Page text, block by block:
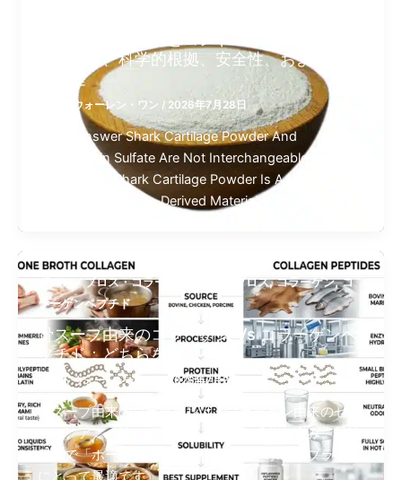
較：成分、科学的根拠、安全性、および原料
の調達
ウォーレン・ワン / 2026年7月28日
Quick Answer Shark Cartilage Powder And
Chondroitin Sulfate Are Not Interchangeable
Ingredients. Shark Cartilage Powder Is A Multi-
Component Tissue-Derived Material
ボーン・ブロス・コラーゲン ボーン ブロス​,コラーゲン,コ
ラーゲンペプチド
骨スープ由来のコラーゲン Vs コラーゲンペ
プチド：どちらを選ぶべき？
によるウォーレン・ワン 2026年7月3日
骨スープ由来のコラーゲンは、コラーゲン由来のゼラ
チン、アミノ酸、およびさまざまな成分を含み、風味
豊かで「ホールフード」を謳う原料を求めるブランド
にとって最適です。